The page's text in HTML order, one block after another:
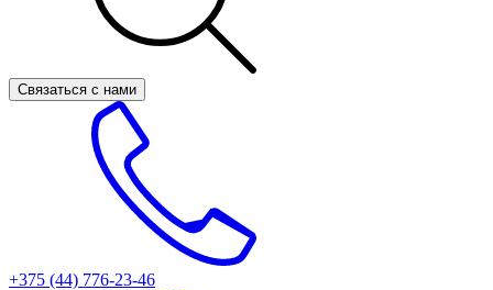
Связаться с нами
+375 (44) 776-23-46